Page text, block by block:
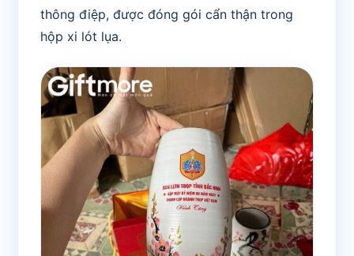
thông điệp, được đóng gói cẩn thận trong
hộp xi lót lụa.